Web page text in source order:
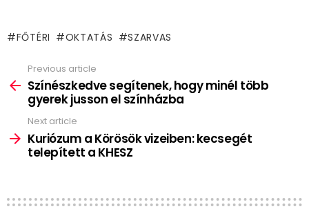
FŐTÉRI OKTATÁS SZARVAS
more
Previous article
Színészkedve segítenek, hogy minél több
gyerek jusson el színházba
Next article
Kuriózum a Körösök vizeiben: kecsegét
telepített a KHESZ